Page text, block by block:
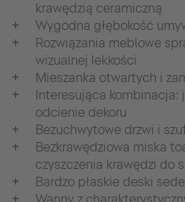
krawędzią ceramiczną
Wygodna głębokość
Rozwiązania meblowe
wizualnej lekkości
Mieszanka otwartych i
Interesująca
odcienie dekoru
Bezuchwytowe drzwi i
Bezkrawędziowa miska
czyszczenia krawędzi do
Bardzo płaskie deski